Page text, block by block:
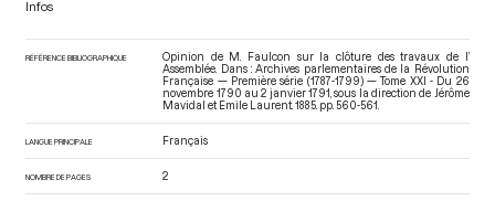
Infos
RÉFÉRENCE BIBLIOGRAPHIQUE
Opinion de M. Faulcon sur la clôture des travaux de l’
Assemblée. Dans : Archives parlementaires de la Révolution
Française — Première série (1787-1799) — Tome XXI - Du 26
novembre 1790 au 2 janvier 1791 , sous la direction de Jérôme
Mavidal et Emile Laurent. 1885. pp. 560-561.
LANGUE PRINCIPALE Français
NOMBRE DE PAGES 2